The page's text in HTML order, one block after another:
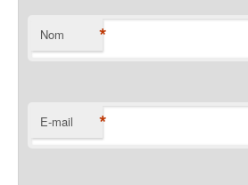
Nom *
E-mail *